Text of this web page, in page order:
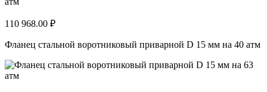
110 968.00 ₽
Фланец стальной воротниковый приварной D 15 мм на 40 атм